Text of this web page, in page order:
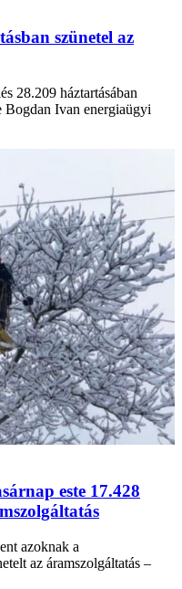
szünetel az
28.209 háztartásában
Bogdan Ivan energiaügyi
este 17.428
azoknak a
az áramszolgáltatás –